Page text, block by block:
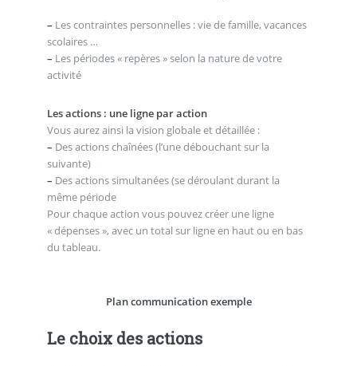
– Les contraintes personnelles : vie de famille, vacances
scolaires …
– Les périodes « repères » selon la nature de votre
activité
Les actions : une ligne par action
Vous aurez ainsi la vision globale et détaillée :
– Des actions chaînées (l’une débouchant sur la
suivante)
– Des actions simultanées (se déroulant durant la
même période
Pour chaque action vous pouvez créer une ligne
« dépenses », avec un total sur ligne en haut ou en bas
du tableau.
Plan communication exemple
Le choix des actions